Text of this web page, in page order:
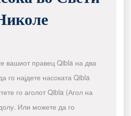
вашиот правец Qibla на два
го најдете насоката Qibla
го аголот Qibla (Агол на
Или можете да го